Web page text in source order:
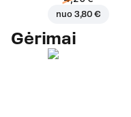
nuo 3,80 €
Gėrimai